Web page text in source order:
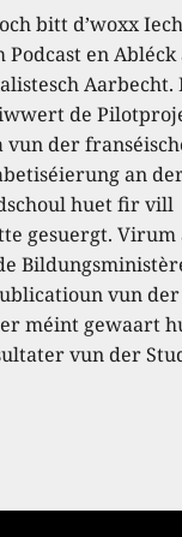
bitt d’woxx
Podcast en
Aarbecht.
de
vun der
an
huet fir vill
gesuergt. Virum
vun
méint gewaart
vun der